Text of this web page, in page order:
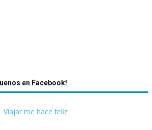
en Facebook!
Viajar me hace feliz